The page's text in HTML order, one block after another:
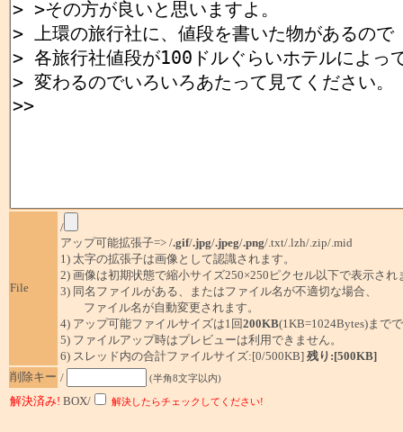
File
/
アップ可能拡張子=> /.gif/.jpg/.jpeg/.png/.txt/.lzh/.zip/.mid
1) 太字の拡張子は画像として認識されます。
2) 画像は初期状態で縮小サイズ250×250ピクセル以下で表示され
3) 同名ファイルがある、またはファイル名が不適切な場合、
ファイル名が自動変更されます。
4) アップ可能ファイルサイズは1回200KB(1KB=1024Bytes)まで
5) ファイルアップ時はプレビューは利用できません。
6) スレッド内の合計ファイルサイズ:[0/500KB] 残り:[500KB]
削除キー / (半角8文字以内)
解決済み! BOX/ 解決したらチェックしてください!